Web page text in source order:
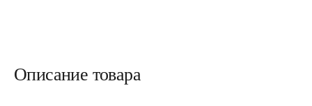
Описание товара